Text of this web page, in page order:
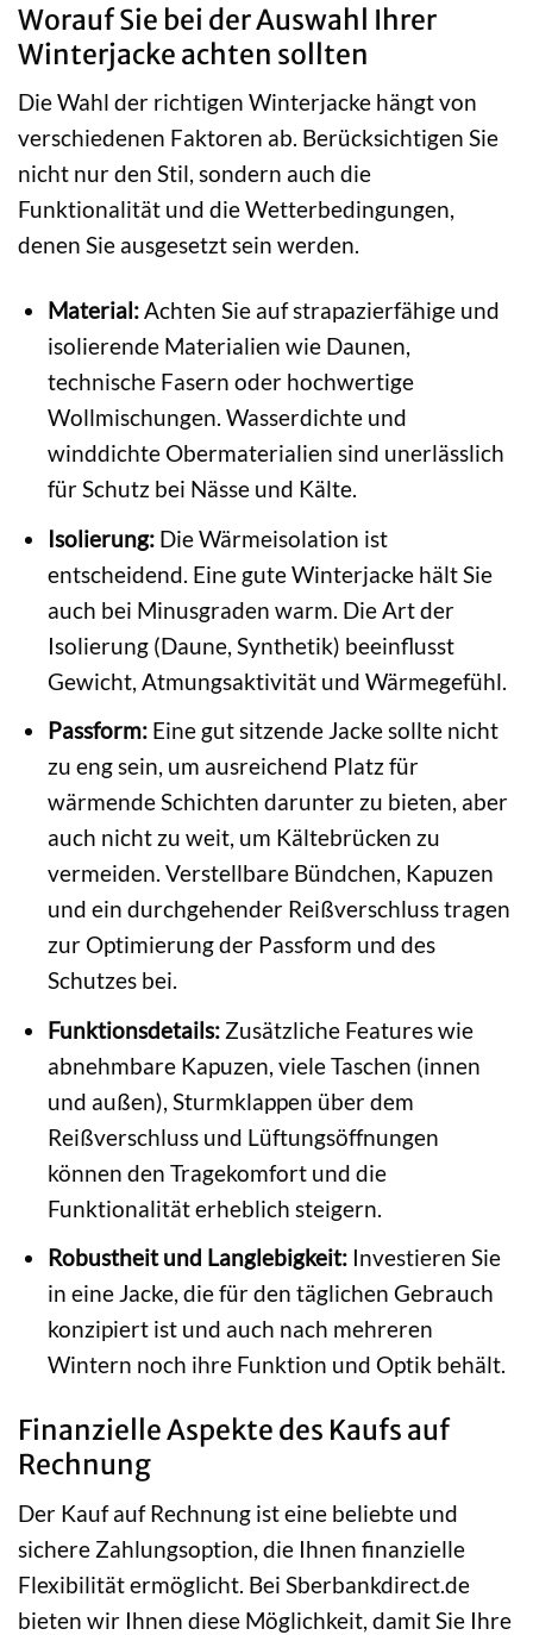
Worauf Sie bei der Auswahl Ihrer
Winterjacke achten sollten
Die Wahl der richtigen Winterjacke hängt von
verschiedenen Faktoren ab. Berücksichtigen Sie
nicht nur den Stil, sondern auch die
Funktionalität und die Wetterbedingungen,
denen Sie ausgesetzt sein werden.
Material:Achten Sie auf strapazierfähige und
isolierende Materialien wie Daunen,
technische Fasern oder hochwertige
Wollmischungen. Wasserdichte und
winddichte Obermaterialien sind unerlässlich
für Schutz bei Nässe und Kälte.
Isolierung:Die Wärmeisolation ist
entscheidend. Eine gute Winterjacke hält Sie
auch bei Minusgraden warm. Die Art der
Isolierung (Daune, Synthetik) beeinflusst
Gewicht, Atmungsaktivität und Wärmegefühl.
Passform:Eine gut sitzende Jacke sollte nicht
zu eng sein, um ausreichend Platz für
wärmende Schichten darunter zu bieten, aber
auch nicht zu weit, um Kältebrücken zu
vermeiden. Verstellbare Bündchen, Kapuzen
und ein durchgehender Reißverschluss tragen
zur Optimierung der Passform und des
Schutzes bei.
Funktionsdetails:Zusätzliche Features wie
abnehmbare Kapuzen, viele Taschen (innen
und außen), Sturmklappen über dem
Reißverschluss und Lüftungsöffnungen
können den Tragekomfort und die
Funktionalität erheblich steigern.
Robustheit und Langlebigkeit:Investieren Sie
in eine Jacke, die für den täglichen Gebrauch
konzipiert ist und auch nach mehreren
Wintern noch ihre Funktion und Optik behält.
Finanzielle Aspekte des Kaufs auf
Rechnung
Der Kauf auf Rechnung ist eine beliebte und
sichere Zahlungsoption, die Ihnen finanzielle
Flexibilität ermöglicht. Bei Sberbankdirect.de
bieten wir Ihnen diese Möglichkeit, damit Sie Ihre